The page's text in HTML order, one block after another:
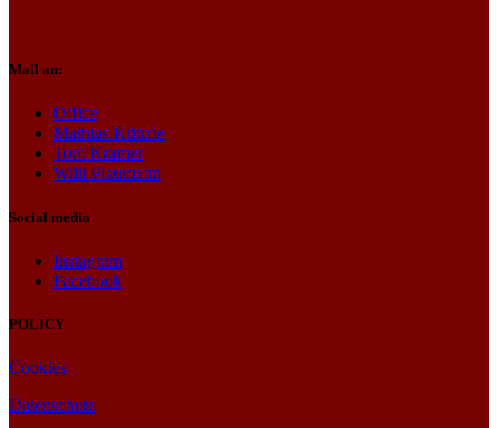
Mail an:
Office
Mathias Künzle
Tom Kramer
Willi Plaumann
Social media
Instagram
Facebook
POLICY
Cookies
Datenschutz